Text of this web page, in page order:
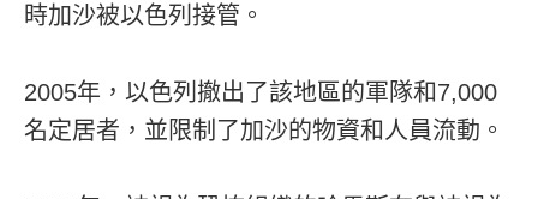
時加沙被以色列接管。
2005年，以色列撤出了該地區的軍隊和7,000
名定居者，並限制了加沙的物資和人員流動。